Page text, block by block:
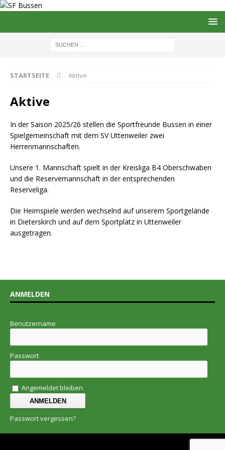
STARTSEITE Aktive
Aktive
In der Saison 2025/26 stellen die Sportfreunde Bussen in einer
Spielgemeinschaft mit dem SV Uttenweiler zwei
Herrenmannschaften.
Unsere 1. Mannschaft spielt in der Kreisliga B4 Oberschwaben
und die Reservemannschaft in der entsprechenden
Reserveliga.
Die Heimspiele werden wechselnd auf unserem Sportgelände
in Dieterskirch und auf dem Sportplatz in Uttenweiler
ausgetragen.
ANMELDEN
Benutzername
Passwort
Angemeldet bleiben
Passwort vergessen?